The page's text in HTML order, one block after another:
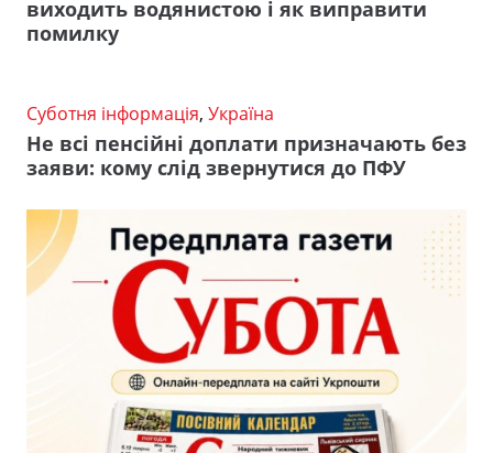
виходить водянистою і як виправити
помилку
Суботня інформація, Україна
Не всі пенсійні доплати призначають без
заяви: кому слід звернутися до ПФУ